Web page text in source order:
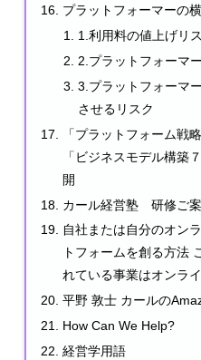
プラットフォーマーの
1.利用料の値上げリ
2.プラットフォーマ
3.プラットフォーマ
させるリスク
「プラットフォーム戦
「ビジネスモデル構築
開
カール経営塾 研修ご
自社または自分のオン
トフォームを創る方法
れている事業はオンラ
平野 敦士 カールの
How Can We Help?
経営学用語